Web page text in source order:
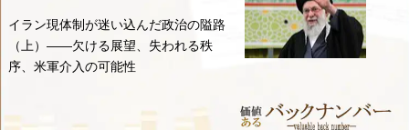
イラン現体制が迷い込んだ政治の隘路
（上）――欠ける展望、失われる秩
序、米軍介入の可能性